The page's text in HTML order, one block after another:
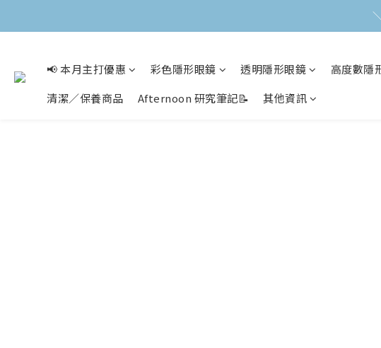
加入會員立
加入會員立
📢 本月主打優惠 彩色隱形眼鏡 透明隱形眼鏡 高度數隱
清潔／保養商品
Afternoon 研究筆記📝 其他資訊